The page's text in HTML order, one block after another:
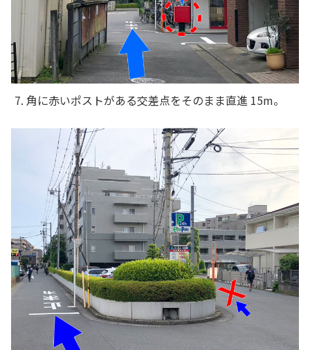
7. 角に赤いポストがある交差点をそのまま直進 15m。